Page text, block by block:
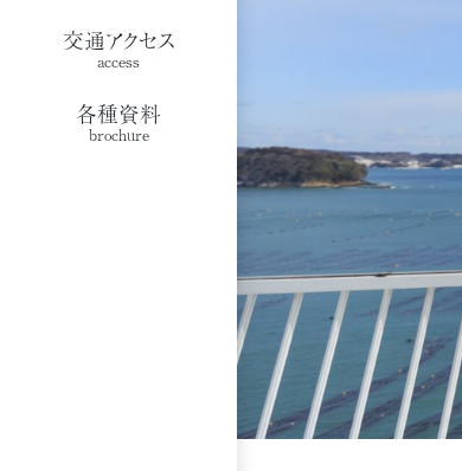
交通アクセス
access
各種資料
brochure